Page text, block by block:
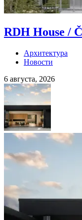
RDH House /
Архитектура
Новости
6 августа, 2026